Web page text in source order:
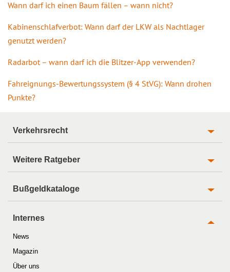
Wann darf ich einen Baum fällen – wann nicht?
Kabinenschlafverbot: Wann darf der LKW als Nachtlager
genutzt werden?
Radarbot – wann darf ich die Blitzer-App verwenden?
Fahreignungs-Bewertungssystem (§ 4 StVG): Wann drohen
Punkte?
Verkehrsrecht
Weitere Ratgeber
Bußgeldkataloge
Internes
News
Magazin
Über uns